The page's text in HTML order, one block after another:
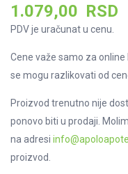
1.079,00 RSD
PDV je uračunat u cenu.
Cene važe samo za
se mogu razlikovati od
Proizvod trenutno nije
ponovo biti u prodaji.
na adresi
proizvod.